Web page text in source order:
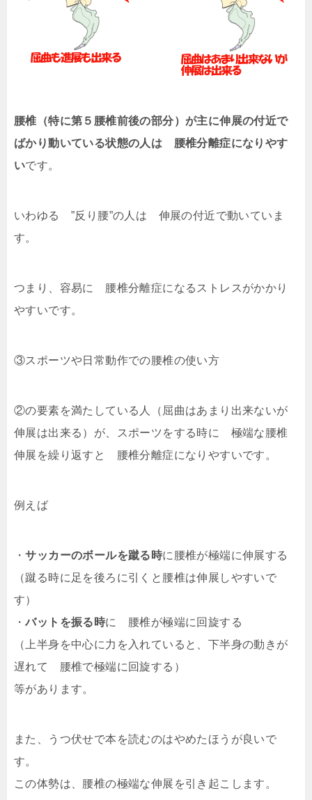
腰椎（特に第５腰椎前後の部分）が主に伸展の付近で
ばかり動いている状態の人は 腰椎分離症になりやす
いです。
いわゆる ”反り腰”の人は 伸展の付近で動いていま
す。
つまり、容易に 腰椎分離症になるストレスがかかり
やすいです。
③スポーツや日常動作での腰椎の使い方
②の要素を満たしている人（屈曲はあまり出来ないが
伸展は出来る）が、スポーツをする時に 極端な腰椎
伸展を繰り返すと 腰椎分離症になりやすいです。
例えば
・サッカーのボールを蹴る時に腰椎が極端に伸展する
（蹴る時に足を後ろに引くと腰椎は伸展しやすいで
す）
・バットを振る時に 腰椎が極端に回旋する
（上半身を中心に力を入れていると、下半身の動きが
遅れて 腰椎で極端に回旋する）
等があります。
また、うつ伏せで本を読むのはやめたほうが良いで
す。
この体勢は、腰椎の極端な伸展を引き起こします。